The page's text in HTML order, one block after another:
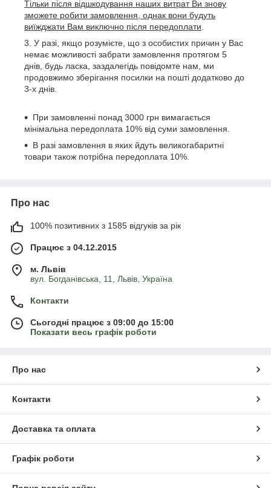
Тільки після відшкодування наших витрат Ви знову
зможете робити замовлення, однак вони будуть
виїжджати Вам виключно після передоплати
У разі, якщо розумієте, що з особистих причин у Вас
немає можливості забрати замовлення протягом 5
днів, будь ласка, заздалегідь повідомте нам, ми
продовжимо зберігання посилки на пошті додатково до
3-х днів.
При замовленні понад 3000 грн вимагається
мінімальна передоплата 10% від суми замовлення.
В разі замовлення в яких йдуть великогабаритні
товари також потрібна передоплата 10%.
Про нас
100% позитивних з 1585 відгуків за рік
Працює з 04.12.2015
м. Львів
вул. Богданівська, 11, Львів, Україна
Контакти
Сьогодні працює з 09:00 до 15:00
Показати весь графік роботи
Про нас
Контакти
Доставка та оплата
Графік роботи